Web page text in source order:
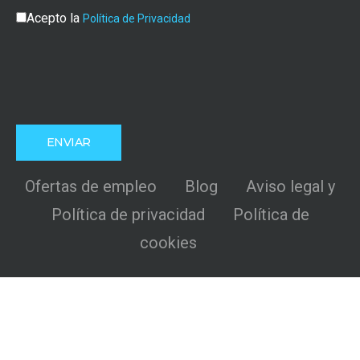
Acepto la Política de Privacidad
Ofertas de empleo Blog
Aviso legal y
Política de privacidad
Política de
cookies